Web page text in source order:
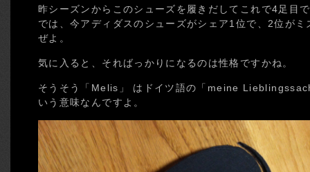
昨シーズンからこのシューズを履きだしてこれで4足目
では、今アディダスのシューズがシェア1位で、2位が
ぜよ。
気に入ると、そればっかりになるのは性格ですかね。
そうそう「Melis」 はドイツ語の「meine
いう意味なんですよ。